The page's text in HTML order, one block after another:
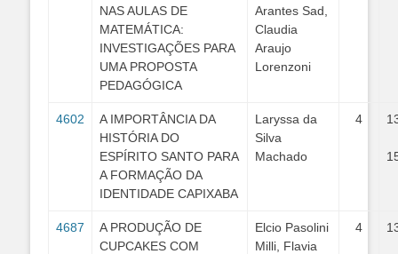
NAS AULAS DE
MATEMÁTICA:
INVESTIGAÇÕES PARA
UMA PROPOSTA
PEDAGÓGICA
Arantes Sad,
Claudia
Araujo
Lorenzoni
4602
A IMPORTÂNCIA DA
HISTÓRIA DO
ESPÍRITO SANTO PARA
A FORMAÇÃO DA
IDENTIDADE CAPIXABA
Laryssa da
Silva
Machado
4
4687
A PRODUÇÃO DE
CUPCAKES COM
Elcio Pasolini
Milli, Flavia
4